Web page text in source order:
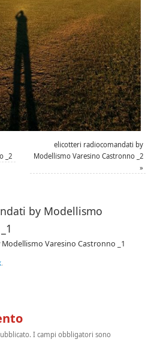
_2
elicotteri radiocomandati by
Modellismo Varesino Castronno _2
»
by Modellismo
Varesino Castronno _1
.
I campi obbligatori sono